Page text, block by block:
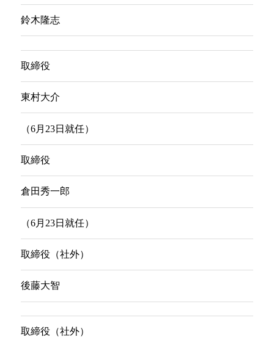
鈴木隆志
取締役
東村大介
（6月23日就任）
取締役
倉田秀一郎
（6月23日就任）
取締役（社外）
後藤大智
取締役（社外）